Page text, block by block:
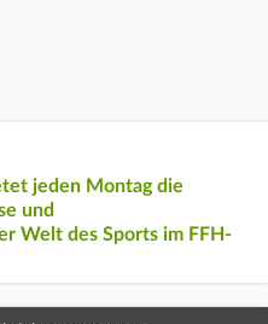
jeden Montag die
und
Welt des Sports im FFH-